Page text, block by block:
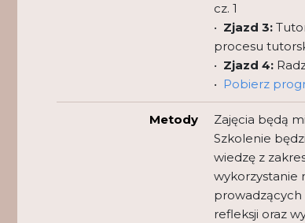
cz. 1
• Zjazd 3:
procesu
• Zjazd 4:
• Pobierz
Metody
Zajęcia będą
Szkolenie
wiedzę z
wykorzystanie
prowadzących
refleksji oraz